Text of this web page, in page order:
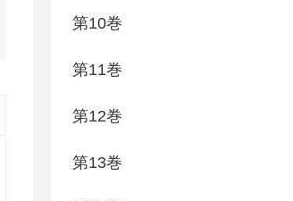
第10巻
第11巻
第12巻
第13巻